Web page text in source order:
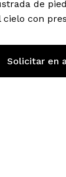
de
con
Solicitar en